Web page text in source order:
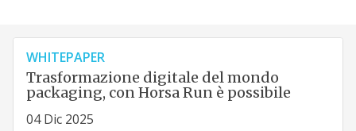
WHITEPAPER
Trasformazione digitale del mondo
packaging, con Horsa Run è possibile
04 Dic 2025